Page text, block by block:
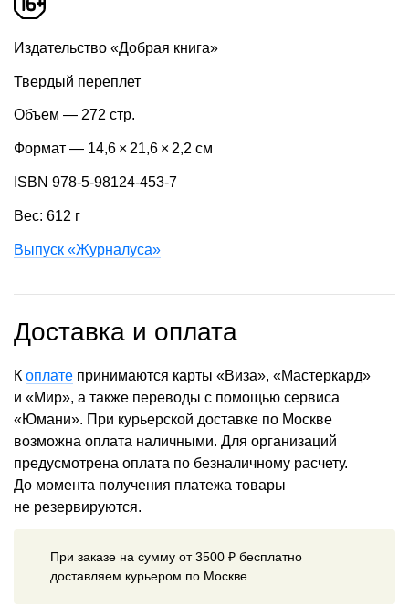
Издательство «Добрая книга»
Твердый переплет
Объем — 272 стр.
Формат — 14,6 × 21,6 × 2,2 см
ISBN 978-5-98124-453-7
Вес: 612 г
Выпуск «Журналуса»
Доставка и оплата
К оплате принимаются карты «Виза», «Мастеркард»
и «Мир», а также переводы с помощью сервиса
«Юмани». При курьерской доставке по Москве
возможна оплата наличными. Для организаций
предусмотрена оплата по безналичному расчету.
До момента получения платежа товары
не резервируются.
При заказе на сумму от 3500 ₽ бесплатно
доставляем курьером по Москве.